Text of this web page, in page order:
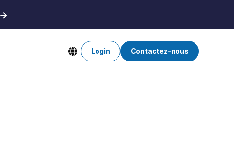
→
Login Contactez-nous